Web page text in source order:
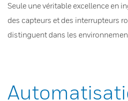
Seule une véritable excellence en
des capteurs et des interrupteurs
distinguent dans les